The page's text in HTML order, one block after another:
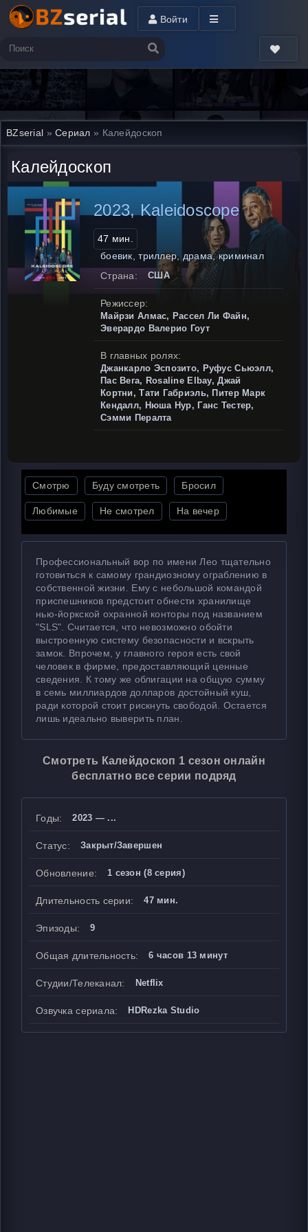
Войти
BZserial »Сериал » Калейдоскоп
Калейдоскоп
2023, Kaleidoscope
47 мин.
боевик, триллер, драма, криминал
Страна:
США
Режиссер:
Майрзи Алмас, Рассел Ли Файн,
Эверардо Валерио Гоут
В главных ролях:
Джанкарло Эспозито, Руфус Сьюэлл,
Пас Вега, Rosaline Elbay, Джай
Кортни, Тати Габриэль, Питер Марк
Кендалл, Нюша Нур, Ганс Тестер,
Сэмми Пералта
Смотрю Буду смотреть Бросил
Любимые Не смотрел На вечер
Профессиональный вор по имени Лео тщательно
готовиться к самому грандиозному ограблению в
собственной жизни. Ему с небольшой командой
приспешников предстоит обнести хранилище
нью-йоркской охранной конторы под названием
"SLS". Считается, что невозможно обойти
выстроенную систему безопасности и вскрыть
замок. Впрочем, у главного героя есть свой
человек в фирме, предоставляющий ценные
сведения. К тому же облигации на общую сумму
в семь миллиардов долларов достойный куш,
ради которой стоит рискнуть свободой. Остается
лишь идеально выверить план.
Смотреть Калейдоскоп 1 сезон онлайн
бесплатно все серии подряд
Годы: 2023 — ...
Статус: Закрыт/Завершен
Обновление: 1 сезон (8 серия)
Длительность серии: 47 мин.
Эпизоды: 9
Общая длительность: 6 часов 13 минут
Студии/Телеканал: Netflix
Озвучка сериала: HDRezka Studio